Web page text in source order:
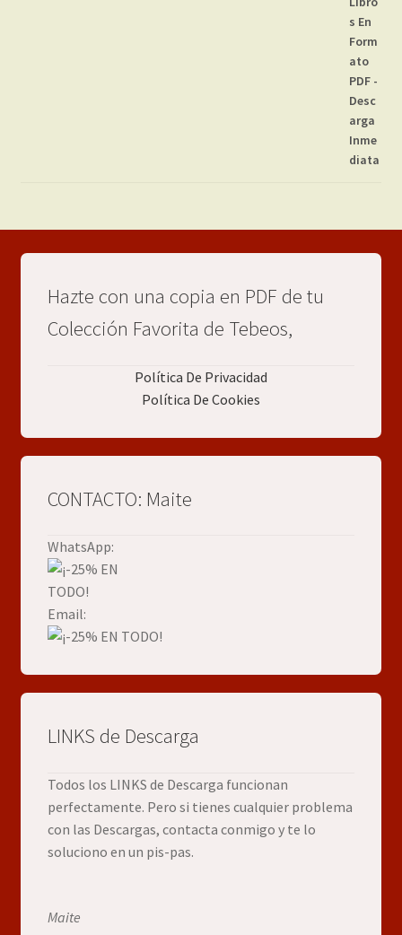
Hazte con una copia en PDF de tu
Colección Favorita de Tebeos,
Política De Privacidad
Política De Cookies
CONTACTO: Maite
WhatsApp:
Email:
LINKS de Descarga
Todos los LINKS de Descarga funcionan
perfectamente. Pero si tienes cualquier problema
con las Descargas, contacta conmigo y te lo
soluciono en un pis-pas.
Maite